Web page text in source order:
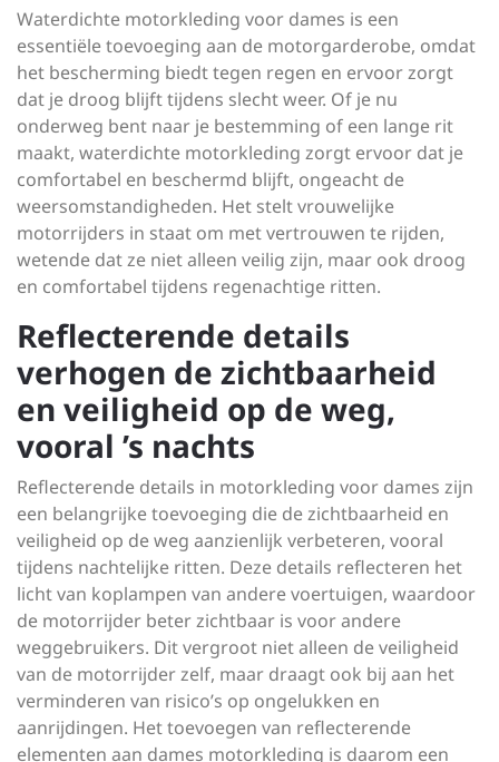
Waterdichte motorkleding voor dames is een
essentiële toevoeging aan de motorgarderobe, omdat
het bescherming biedt tegen regen en ervoor zorgt
dat je droog blijft tijdens slecht weer. Of je nu
onderweg bent naar je bestemming of een lange rit
maakt, waterdichte motorkleding zorgt ervoor dat je
comfortabel en beschermd blijft, ongeacht de
weersomstandigheden. Het stelt vrouwelijke
motorrijders in staat om met vertrouwen te rijden,
wetende dat ze niet alleen veilig zijn, maar ook droog
en comfortabel tijdens regenachtige ritten.
Reflecterende details
verhogen de zichtbaarheid
en veiligheid op de weg,
vooral ’s nachts
Reflecterende details in motorkleding voor dames zijn
een belangrijke toevoeging die de zichtbaarheid en
veiligheid op de weg aanzienlijk verbeteren, vooral
tijdens nachtelijke ritten. Deze details reflecteren het
licht van koplampen van andere voertuigen, waardoor
de motorrijder beter zichtbaar is voor andere
weggebruikers. Dit vergroot niet alleen de veiligheid
van de motorrijder zelf, maar draagt ook bij aan het
verminderen van risico’s op ongelukken en
aanrijdingen. Het toevoegen van reflecterende
elementen aan dames motorkleding is daarom een